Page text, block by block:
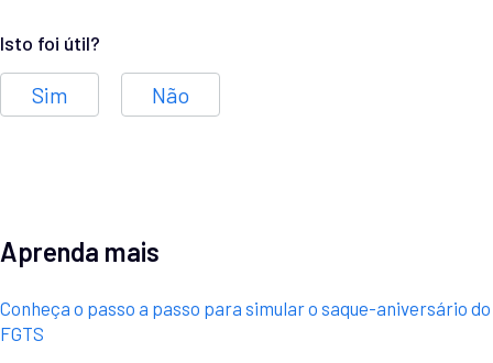
Isto foi útil?
Sim Não
Aprenda mais
Conheça o passo a passo para simular o saque-aniversário do
FGTS